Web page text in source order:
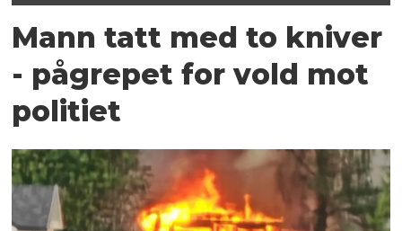
Mann tatt med to kniver
- pågrepet for vold mot
politiet